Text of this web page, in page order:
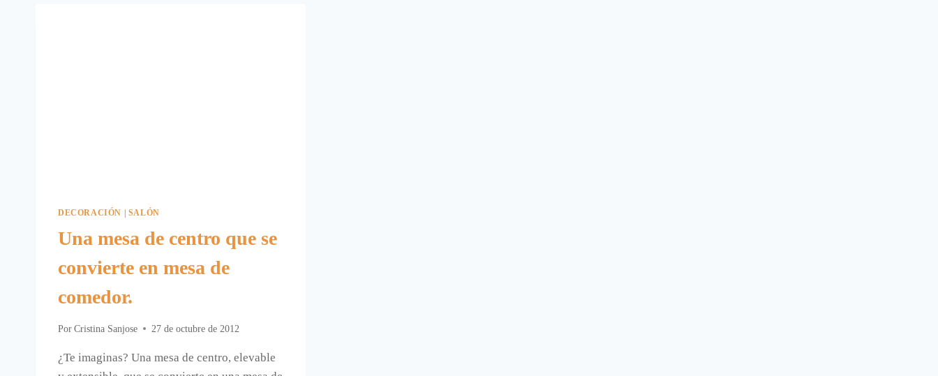
DECORACIÓN SALÓN
Una mesa de centro que se
convierte en mesa de
comedor.
Por Cristina Sanjose 27 de octubre de 2012
¿Te imaginas? Una mesa de centro, elevable